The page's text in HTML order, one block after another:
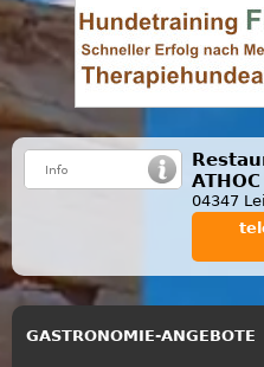
04347
GASTRONOMIE-ANGEBOTE